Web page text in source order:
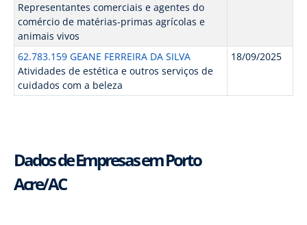
Representantes comerciais e agentes do
comércio de matérias-primas agrícolas e
animais vivos
62.783.159 GEANE FERREIRA DA SILVA
Atividades de estética e outros serviços de
cuidados com a beleza
18/09/2025
Dados de Empresas em Porto
Acre/AC